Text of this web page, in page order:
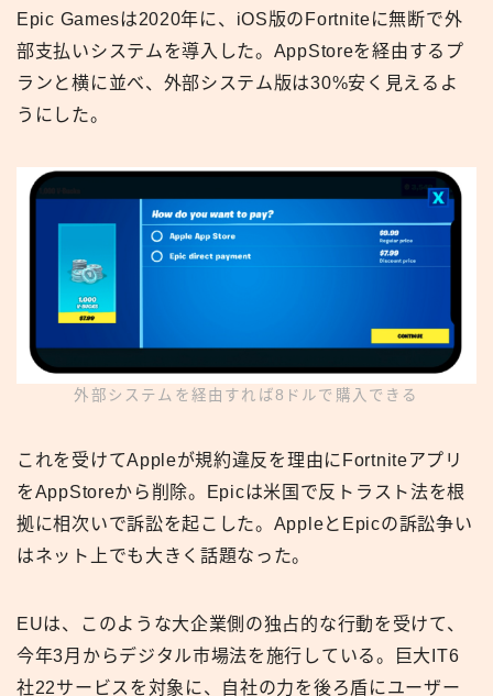
Epic Gamesは2020年に、iOS版のFortniteに無断で外
部支払いシステムを導入した。AppStoreを経由するプ
ランと横に並べ、外部システム版は30%安く見えるよ
うにした。
外部システムを経由すれば8ドルで購入できる
これを受けてAppleが規約違反を理由にFortniteアプリ
をAppStoreから削除。Epicは米国で反トラスト法を根
拠に相次いで訴訟を起こした。AppleとEpicの訴訟争い
はネット上でも大きく話題なった。
EUは、このような大企業側の独占的な行動を受けて、
今年3月からデジタル市場法を施行している。巨大IT6
社22サービスを対象に、自社の力を後ろ盾にユーザー